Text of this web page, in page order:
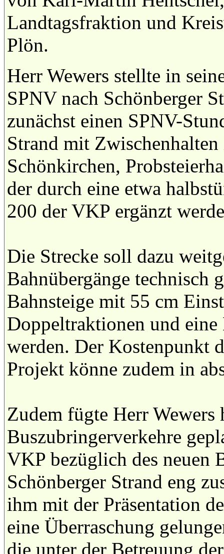
Landtagsfraktion und
Plön.
Herr Wewers stellte in
SPNV nach Schönberger
zunächst einen SPNV-
Strand mit
Schönkirchen,
der durch eine etwa
200 der VKP ergänzt
Die Strecke soll dazu
Bahnübergänge technisch
Bahnsteige mit 55 cm
Doppeltraktionen und
werden. Der Kostenpunkt
Projekt könne zudem in
Zudem fügte Herr Wewers
Buszubringerverkehre
VKP bezüglich des neuen
Schönberger Strand eng
ihm mit der Präsentation
eine Überraschung
die unter der Betreuung